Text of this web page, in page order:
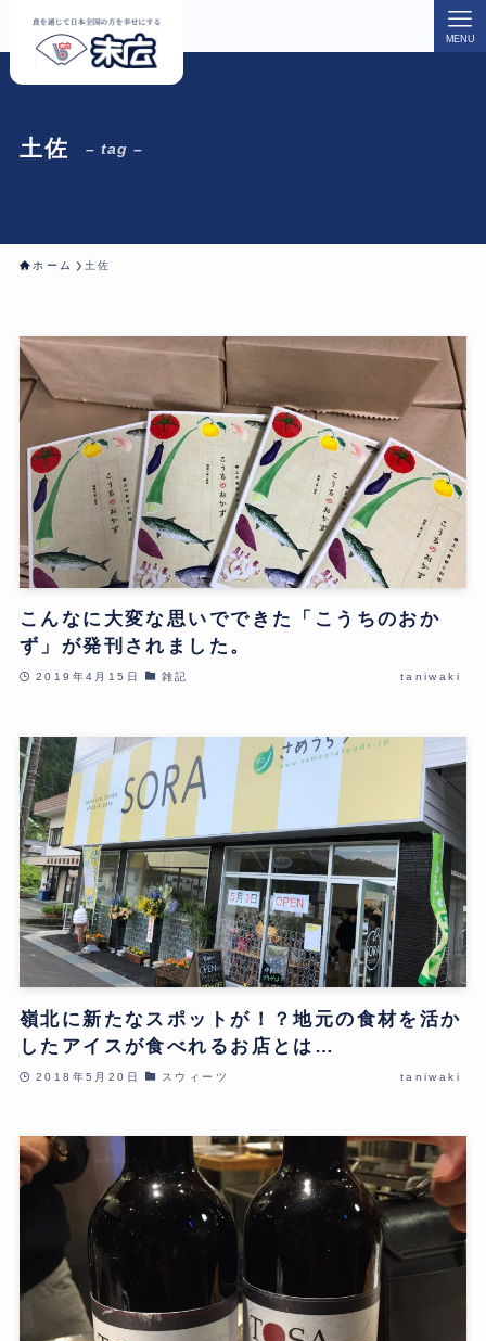
MENU
土佐 – tag –
ホーム 土佐
こんなに大変な思いでできた「こうちのおか
ず」が発刊されました。
2019年4月15日 雑記 taniwaki
嶺北に新たなスポットが！？地元の食材を活か
したアイスが食べれるお店とは…
2018年5月20日 スウィーツ taniwaki